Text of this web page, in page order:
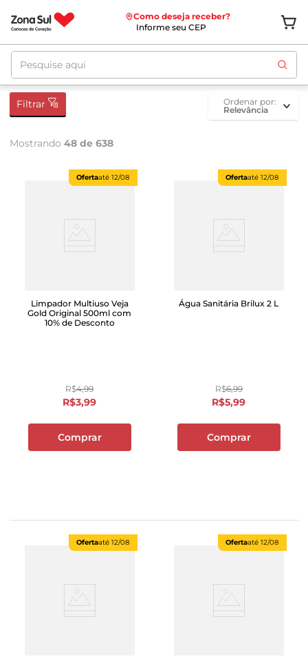
Como deseja receber?
Informe seu CEP
Pesquise aqui
Filtrar
ordenar por
Relevância
Mostrando 48 de 638
Ofertaaté 12/08
Limpador Multiuso Veja
Gold Original 500ml com
10% de Desconto
R$4,99
R$3,99
Comprar
Ofertaaté 12/08
Água Sanitária Brilux 2 L
R$6,99
R$5,99
Comprar
Ofertaaté 12/08 Ofertaaté 12/08